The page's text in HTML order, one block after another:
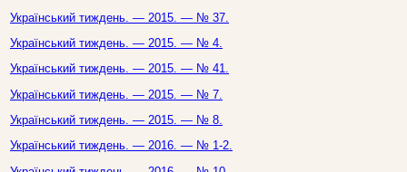
Український тиждень. — 2015. — № 37.
Український тиждень. — 2015. — № 4.
Український тиждень. — 2015. — № 41.
Український тиждень. — 2015. — № 7.
Український тиждень. — 2015. — № 8.
Український тиждень. — 2016. — № 1-2.